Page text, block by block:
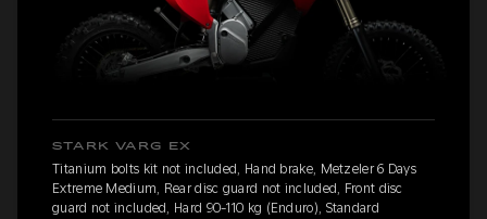
STARK VARG EX
Titanium bolts kit not included, Hand brake, Metzeler 6 Days
Extreme Medium, Rear disc guard not included, Front disc
guard not included, Hard 90-110 kg (Enduro), Standard